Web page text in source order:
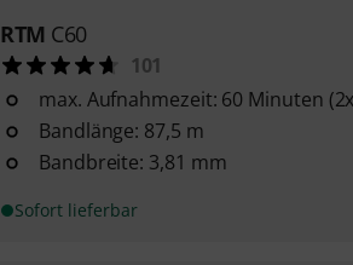
RTM C60
101
max. Aufnahmezeit: 60 Minuten
Bandlänge: 87,5 m
Bandbreite: 3,81 mm
Sofort lieferbar